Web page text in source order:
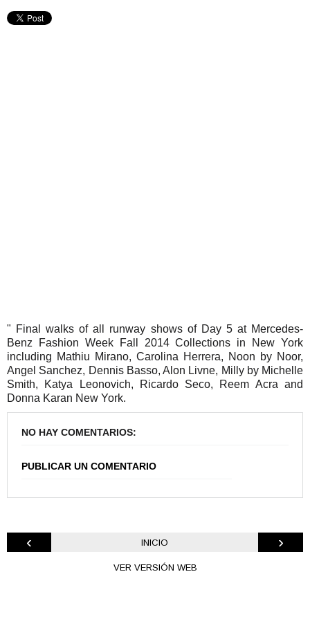
" Final walks of all runway shows of Day 5 at Mercedes-
Benz Fashion Week Fall 2014 Collections in New York
including Mathiu Mirano, Carolina Herrera, Noon by Noor,
Angel Sanchez, Dennis Basso, Alon Livne, Milly by Michelle
Smith, Katya Leonovich, Ricardo Seco, Reem Acra and
Donna Karan New York.
NO HAY COMENTARIOS:
PUBLICAR UN COMENTARIO
‹ INICIO ›
VER VERSIÓN WEB